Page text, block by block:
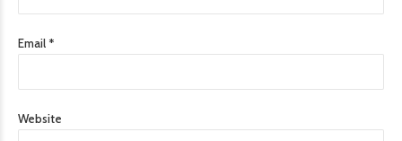
Email *
Website